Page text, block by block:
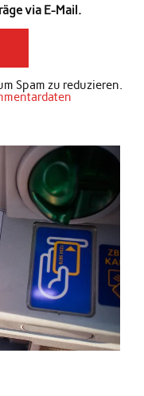
via E-Mail.
Spam zu reduzieren.